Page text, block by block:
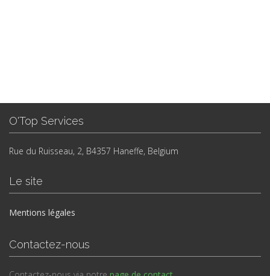
O'Top Services
Rue du Ruisseau, 2, B4357 Haneffe, Belgium
Le site
Mentions légales
Contactez-nous